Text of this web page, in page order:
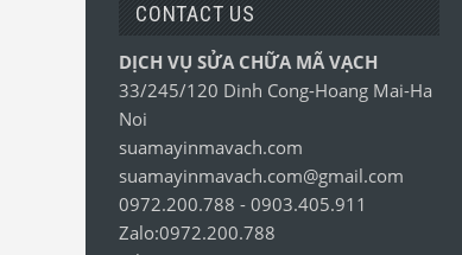
CONTACT US
DỊCH VỤ SỬA CHỮA MÃ VẠCH
33/245/120 Dinh Cong-Hoang Mai-Ha
Noi
suamayinmavach.com
suamayinmavach.com@gmail.com
0972.200.788 - 0903.405.911
Zalo:0972.200.788